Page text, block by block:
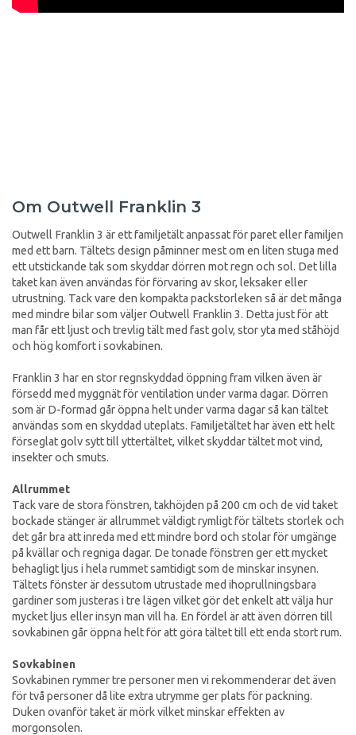
Om Outwell Franklin 3
Outwell Franklin 3 är ett familjetält anpassat för paret eller familjen
med ett barn. Tältets design påminner mest om en liten stuga med
ett utstickande tak som skyddar dörren mot regn och sol. Det lilla
taket kan även användas för förvaring av skor, leksaker eller
utrustning. Tack vare den kompakta packstorleken så är det många
med mindre bilar som väljer Outwell Franklin 3. Detta just för att
man får ett ljust och trevlig tält med fast golv, stor yta med ståhöjd
och hög komfort i sovkabinen.
Franklin 3 har en stor regnskyddad öppning fram vilken även är
försedd med myggnät för ventilation under varma dagar. Dörren
som är D-formad går öppna helt under varma dagar så kan tältet
användas som en skyddad uteplats. Familjetältet har även ett helt
förseglat golv sytt till yttertältet, vilket skyddar tältet mot vind,
insekter och smuts.
Allrummet
Tack vare de stora fönstren, takhöjden på 200 cm och de vid taket
bockade stänger är allrummet väldigt rymligt för tältets storlek och
det går bra att inreda med ett mindre bord och stolar för umgänge
på kvällar och regniga dagar. De tonade fönstren ger ett mycket
behagligt ljus i hela rummet samtidigt som de minskar insynen.
Tältets fönster är dessutom utrustade med ihoprullningsbara
gardiner som justeras i tre lägen vilket gör det enkelt att välja hur
mycket ljus eller insyn man vill ha. En fördel är att även dörren till
sovkabinen går öppna helt för att göra tältet till ett enda stort rum.
Sovkabinen
Sovkabinen rymmer tre personer men vi rekommenderar det även
för två personer då lite extra utrymme ger plats för packning.
Duken ovanför taket är mörk vilket minskar effekten av
morgonsolen.